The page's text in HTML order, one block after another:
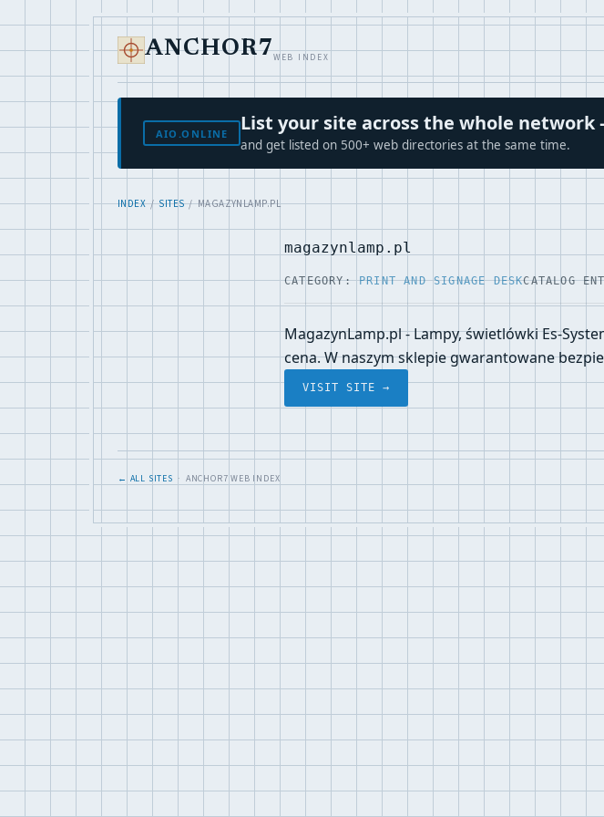
ANCHOR7WEB INDEX
AIO.ONLINE List your site across the whole
and get listed on 500+ web directories at the same time.
INDEX/SITES/ MAGAZYNLAMP.PL
magazynlamp.pl
CATEGORY:PRINT AND SIGNAGE DESKCATALOG
MagazynLamp.pl - Lampy, świetlówki Es-
cena. W naszym sklepie gwarantowane
VISIT SITE →
← ALL SITES · ANCHOR7 WEB INDEX